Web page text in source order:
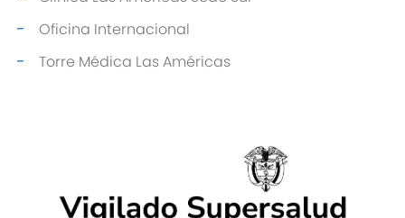
Oficina Internacional
Torre Médica Las Américas